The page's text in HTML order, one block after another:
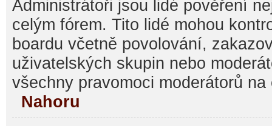
Administrátoři jsou lidé pověření
celým fórem. Tito lidé mohou
boardu včetně povolování,
uživatelských skupin nebo
všechny pravomoci moderátorů na
Nahoru